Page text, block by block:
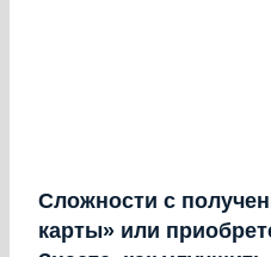
Сложности с
карты» или